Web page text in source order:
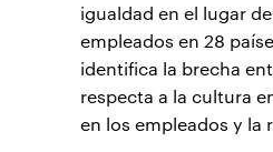
igualdad en el lugar
empleados en 28
identifica la brecha
respecta a la cultura
en los empleados y la